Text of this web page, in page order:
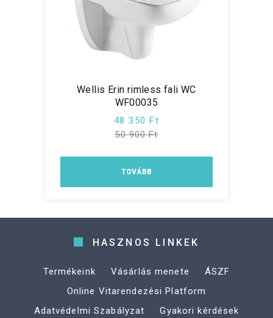
Wellis Erin rimless fali WC
WF00035
48 350 Ft
50 900 Ft
TOVÁBB
HASZNOS LINKEK
Termékeink Vásárlás menete
ÁSZF
Online Vitarendezési Platform
Adatvédelmi Szabályzat
Gyakori kérdések